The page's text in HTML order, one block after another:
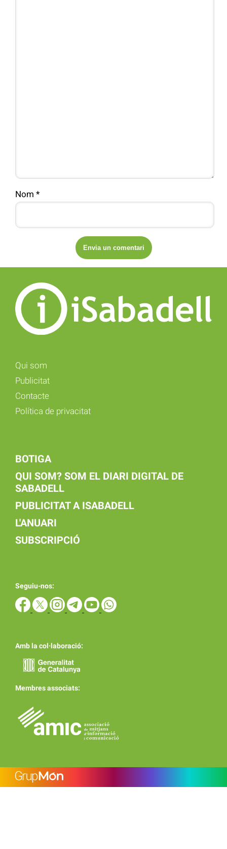
Nom *
Qui som
Publicitat
Contacte
Política de privacitat
BOTIGA
QUI SOM? SOM EL DIARI DIGITAL DE
SABADELL
PUBLICITAT A ISABADELL
L'ANUARI
SUBSCRIPCIÓ
Seguiu-nos:
Amb la col·laboració:
Membres associats: